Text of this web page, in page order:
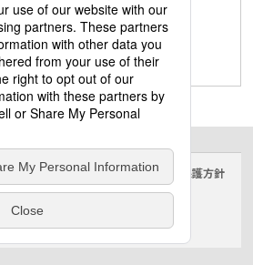
ンセ
別途
別途
ント
クッキーポリシー 個人情報保護方針
・建築設備（ビジネス）
Electric Works Co., Ltd.